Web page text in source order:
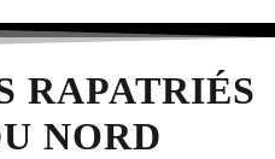
RAPATRIÉS
NORD